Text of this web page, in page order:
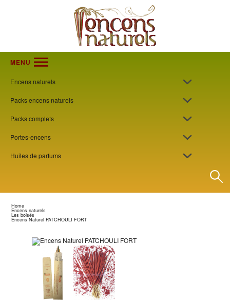
MENU
Encens naturels
Packs encens naturels
Packs complets
Portes-encens
Huiles de parfums
Home
Encens naturels
Les boisés
Encens Naturel PATCHOULI FORT